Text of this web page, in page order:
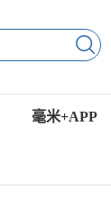
毫米+APP